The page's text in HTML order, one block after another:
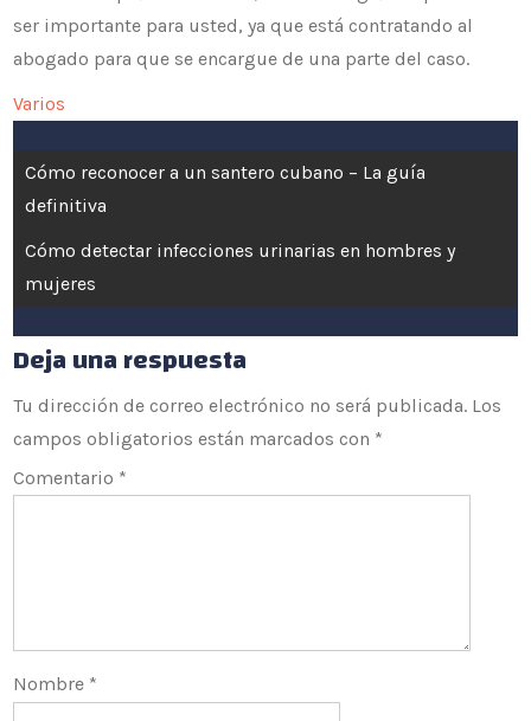
ser importante para usted, ya que está contratando al
abogado para que se encargue de una parte del caso.
Varios
Navegación
de
entradas
Cómo reconocer a un santero cubano – La guía
definitiva
Cómo detectar infecciones urinarias en hombres y
mujeres
Deja una respuesta
Tu dirección de correo electrónico no será publicada. Los
campos obligatorios están marcados con *
Comentario *
Nombre *